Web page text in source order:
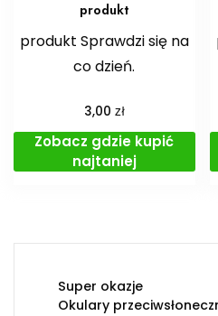
produkt
produkt Sprawdzi się na
co dzień.
3,00 zł
Zobacz gdzie kupić
najtaniej
Super okazje
Okulary